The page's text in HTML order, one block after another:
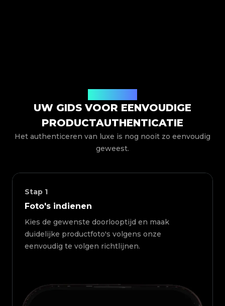
UW GIDS VOOR EENVOUDIGE
PRODUCTAUTHENTICATIE
Het authenticeren van luxe is nog nooit zo eenvoudig
geweest.
Stap 1
Foto's indienen
Kies de gewenste doorlooptijd en maak
duidelijke productfoto's volgens onze
eenvoudig te volgen richtlijnen.